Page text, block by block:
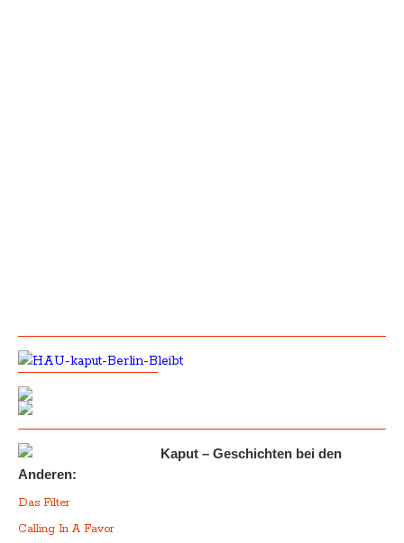
Kaput – Geschichten bei den
Anderen:
Das Filter
Calling In A Favor